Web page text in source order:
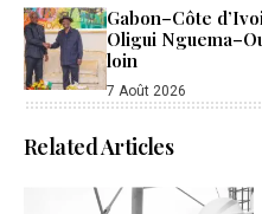
Gabon–Côte
Oligui
loin
7 Août 2026
Related Articles